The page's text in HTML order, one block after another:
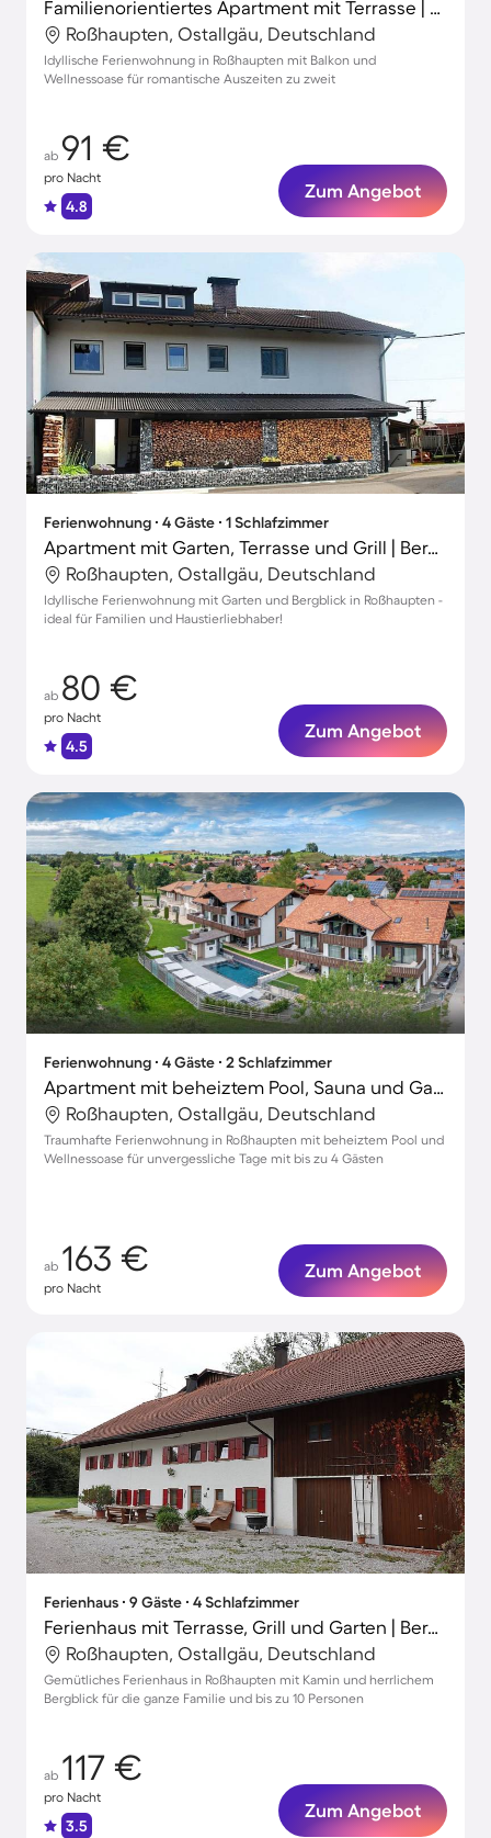
Familienorientiertes Apartment mit Terrasse | Naturblick
Roßhaupten, Ostallgäu, Deutschland
Idyllische Ferienwohnung in Roßhaupten mit Balkon und
Wellnessoase für romantische Auszeiten zu zweit
ab 91 €
pro Nacht
4.8
Zum Angebot
Ferienwohnung ∙ 4 Gäste ∙ 1 Schlafzimmer
Apartment mit Garten, Terrasse und Grill | Bergblick
Roßhaupten, Ostallgäu, Deutschland
Idyllische Ferienwohnung mit Garten und Bergblick in Roßhaupten -
ideal für Familien und Haustierliebhaber!
ab 80 €
pro Nacht
4.5
Zum Angebot
Ferienwohnung ∙ 4 Gäste ∙ 2 Schlafzimmer
Apartment mit beheiztem Pool, Sauna und Garten
Roßhaupten, Ostallgäu, Deutschland
Traumhafte Ferienwohnung in Roßhaupten mit beheiztem Pool und
Wellnessoase für unvergessliche Tage mit bis zu 4 Gästen
ab 163 €
pro Nacht
Zum Angebot
Ferienhaus ∙ 9 Gäste ∙ 4 Schlafzimmer
Ferienhaus mit Terrasse, Grill und Garten | Bergblick
Roßhaupten, Ostallgäu, Deutschland
Gemütliches Ferienhaus in Roßhaupten mit Kamin und herrlichem
Bergblick für die ganze Familie und bis zu 10 Personen
ab 117 €
pro Nacht
3.5
Zum Angebot